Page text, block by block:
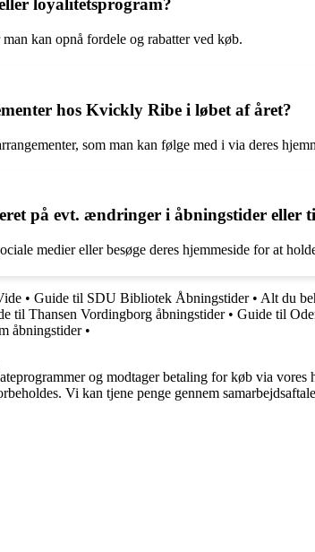
loyalitetsprogram?
kan opnå fordele og rabatter ved køb.
hos Kvickly Ribe i løbet af året?
som man kan følge med i via deres
på evt. ændringer i åbningstider eller
medier eller besøge deres hjemmeside for at
• Guide til SDU Bibliotek Åbningstider• Alt du
til Thansen Vordingborg åbningstider• Guide til
åbningstider•
og modtager betaling for køb via vores
Vi kan tjene penge gennem